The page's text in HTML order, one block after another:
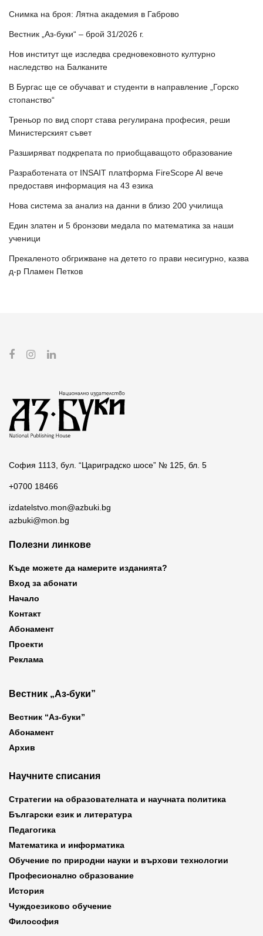
Снимка на броя: Лятна академия в Габрово
Вестник „Аз-буки“ – брой 31/2026 г.
Нов институт ще изследва средновековното културно
наследство на Балканите
В Бургас ще се обучават и студенти в направление „Горско
стопанство“
Треньор по вид спорт става регулирана професия, реши
Министерският съвет
Разширяват подкрепата по приобщаващото образование
Разработената от INSAIT платформа FireScope AI вече
предоставя информация на 43 езика
Нова система за анализ на данни в близо 200 училища
Един златен и 5 бронзови медала по математика за наши
ученици
Прекаленото обгрижване на детето го прави несигурно, казва
д-р Пламен Петков
София 1113, бул. “Цариградско шосе” № 125, бл. 5
+0700 18466
izdatelstvo.mon@azbuki.bg
azbuki@mon.bg
Полезни линкове
Къде можете да намерите изданията?
Вход за абонати
Начало
Контакт
Абонамент
Проекти
Реклама
Вестник „Аз-буки”
Вестник “Аз-буки”
Абонамент
Архив
Научните списания
Стратегии на образователната и научната политика
Български език и литература
Педагогика
Математика и информатика
Обучение по природни науки и върхови технологии
Професионално образование
История
Чуждоезиково обучение
Философия